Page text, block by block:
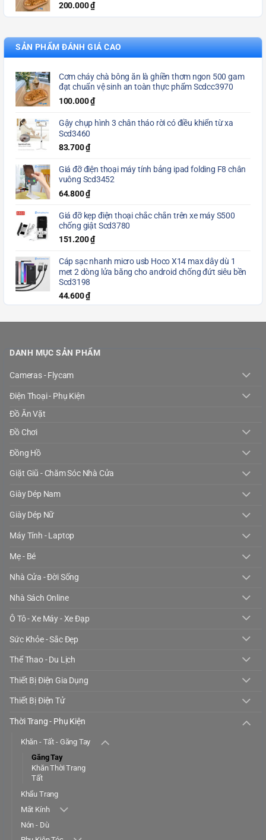
200.000₫
SẢN PHẨM ĐÁNH GIÁ CAO
Cơm cháy chà bông ăn là ghiền thơm ngon 500 gam
đạt chuẩn vệ sinh an toàn thực phẩm Scdcc3970
100.000₫
Gậy chụp hình 3 chân tháo rời có điều khiển từ xa
Scd3460
83.700₫
Giá đỡ điện thoại máy tính bảng ipad folding F8 chân
vuông Scd3452
64.800₫
Giá đỡ kẹp điện thoại chắc chắn trên xe máy S500
chống giật Scd3780
151.200₫
Cáp sạc nhanh micro usb Hoco X14 max dây dù 1
met 2 dòng lửa băng cho android chống đứt siêu bền
Scd3198
44.600₫
DANH MỤC SẢN PHẨM
Cameras - Flycam
Điện Thoại - Phụ Kiện
Đồ Ăn Vặt
Đồ Chơi
Đồng Hồ
Giặt Giũ - Chăm Sóc Nhà Cửa
Giày Dép Nam
Giày Dép Nữ
Máy Tính - Laptop
Mẹ - Bé
Nhà Cửa - Đời Sống
Nhà Sách Online
Ô Tô - Xe Máy - Xe Đạp
Sức Khỏe - Sắc Đẹp
Thể Thao - Du Lịch
Thiết Bị Điện Gia Dụng
Thiết Bị Điện Tử
Thời Trang - Phụ Kiện
Khăn - Tất - Găng Tay
Găng Tay
Khăn Thời Trang
Tất
Khẩu Trang
Mắt Kính
Nón - Dù